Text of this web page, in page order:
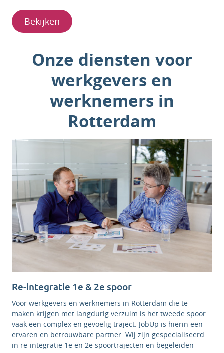
Bekijken
Onze diensten voor
werkgevers en
werknemers in
Rotterdam
Re-integratie 1e & 2e spoor
Voor werkgevers en werknemers in Rotterdam die te
maken krijgen met langdurig verzuim is het tweede spoor
vaak een complex en gevoelig traject. JobUp is hierin een
ervaren en betrouwbare partner. Wij zijn gespecialiseerd
in re-integratie 1e en 2e spoortrajecten en begeleiden